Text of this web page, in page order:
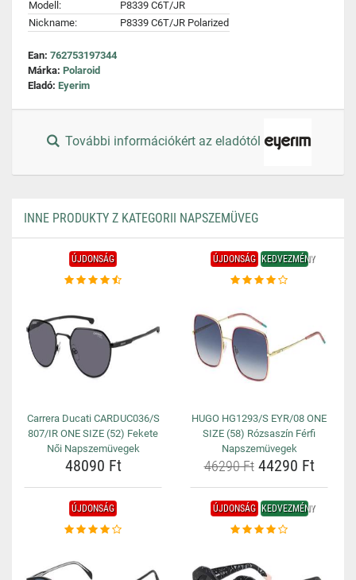
Modell:
P8339 C6T/JR
Nickname:
P8339 C6T/JR Polarized
Ean: 762753197344
Márka: Polaroid
Eladó: Eyerim
További információkért az eladótól
INNE PRODUKTY Z KATEGORII NAPSZEMÜVEG
ÚJDONSÁG
Carrera Ducati CARDUC036/S
807/IR ONE SIZE (52) Fekete
Női Napszemüvegek
48090 Ft
ÚJDONSÁG KEDVEZMÉNY
HUGO HG1293/S EYR/08 ONE
SIZE (58) Rózsaszín Férfi
Napszemüvegek
46290 Ft44290 Ft
ÚJDONSÁG ÚJDONSÁG KEDVEZMÉNY